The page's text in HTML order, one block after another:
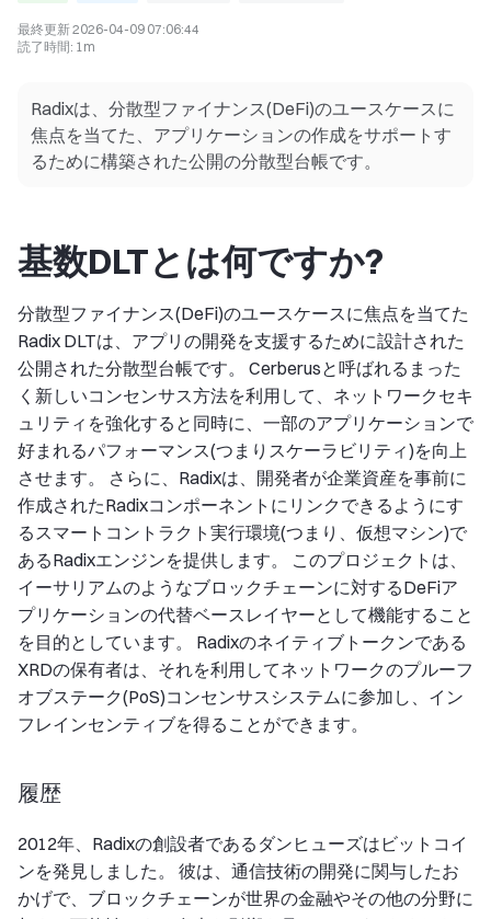
最終更新2026-04-09 07:06:44
読了時間: 1m
Radixは、分散型ファイナンス(DeFi)のユースケースに
焦点を当てた、アプリケーションの作成をサポートす
るために構築された公開の分散型台帳です。
基数DLTとは何ですか?
分散型ファイナンス(DeFi)のユースケースに焦点を当てた
Radix DLTは、アプリの開発を支援するために設計された
公開された分散型台帳です。 Cerberusと呼ばれるまった
く新しいコンセンサス方法を利用して、ネットワークセキ
ュリティを強化すると同時に、一部のアプリケーションで
好まれるパフォーマンス(つまりスケーラビリティ)を向上
させます。 さらに、Radixは、開発者が企業資産を事前に
作成されたRadixコンポーネントにリンクできるようにす
るスマートコントラクト実行環境(つまり、仮想マシン)で
あるRadixエンジンを提供します。 このプロジェクトは、
イーサリアムのようなブロックチェーンに対するDeFiア
プリケーションの代替ベースレイヤーとして機能すること
を目的としています。 Radixのネイティブトークンである
XRDの保有者は、それを利用してネットワークのプルーフ
オブステーク(PoS)コンセンサスシステムに参加し、イン
フレインセンティブを得ることができます。
履歴
2012年、Radixの創設者であるダンヒューズはビットコイ
ンを発見しました。 彼は、通信技術の開発に関与したお
かげで、ブロックチェーンが世界の金融やその他の分野に